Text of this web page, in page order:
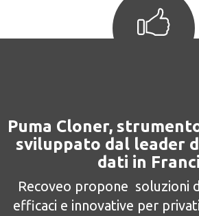
Puma Cloner,
sviluppato dal leader
dati in
Recoveo propone soluzioni
efficaci e innovative per